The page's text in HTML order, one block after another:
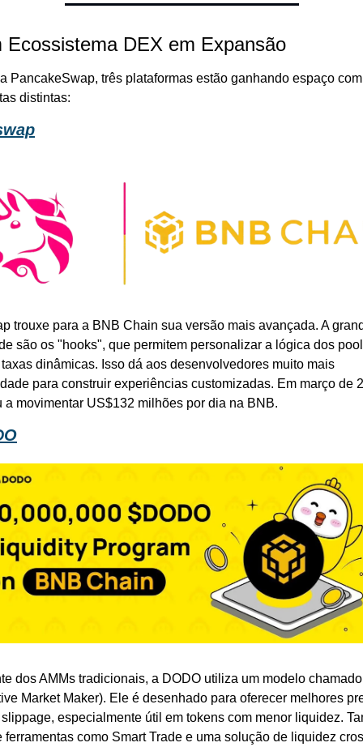
Ecossistema DEX em Expansão
PancakeSwap, três plataformas estão ganhando espaço com
distintas:
trouxe para a BNB Chain sua versão mais avançada. A
são os "hooks", que permitem personalizar a lógica dos
dinâmicas. Isso dá aos desenvolvedores muito mais
para construir experiências customizadas. Em março de
a movimentar US$132 milhões por dia na BNB.
dos AMMs tradicionais, a DODO utiliza um modelo
Market Maker). Ele é desenhado para oferecer melhores
especialmente útil em tokens com menor liquidez.
ferramentas como Smart Trade e uma solução de liquidez